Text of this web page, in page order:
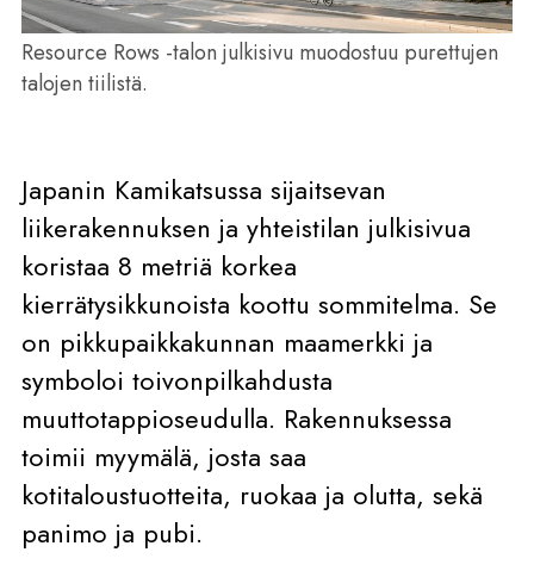
Resource Rows -talon julkisivu muodostuu purettujen
talojen tiilistä.
Japanin Kamikatsussa sijaitsevan
liikerakennuksen ja yhteistilan julkisivua
koristaa 8 metriä korkea
kierrätysikkunoista koottu sommitelma. Se
on pikkupaikkakunnan maamerkki ja
symboloi toivonpilkahdusta
muuttotappioseudulla. Rakennuksessa
toimii myymälä, josta saa
kotitaloustuotteita, ruokaa ja olutta, sekä
panimo ja pubi.